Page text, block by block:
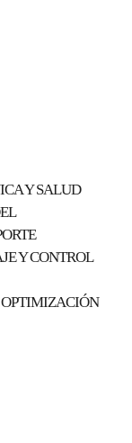
Y SALUD
Y CONTROL